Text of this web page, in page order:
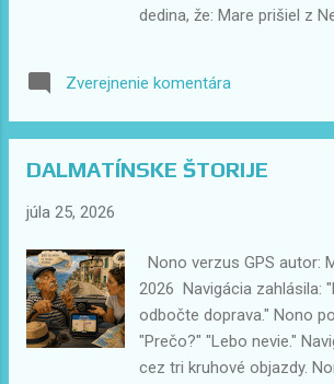
dedina, že: Mare prišiel z
piekla fritule. A že turisti z
prišli o dve hodiny neskôr.
Nikto nevedel od koho.
babky boli rýchlejšie.
Zverejnenie komentára
DALMATÍNSKE ŠTORIJE
júla 25, 2026
Nono verzus GPS autor:
2026 Navigácia zahlásila:
odbočte doprava." Nono
"Prečo?" "Lebo nevie."
cez tri kruhové objazdy.